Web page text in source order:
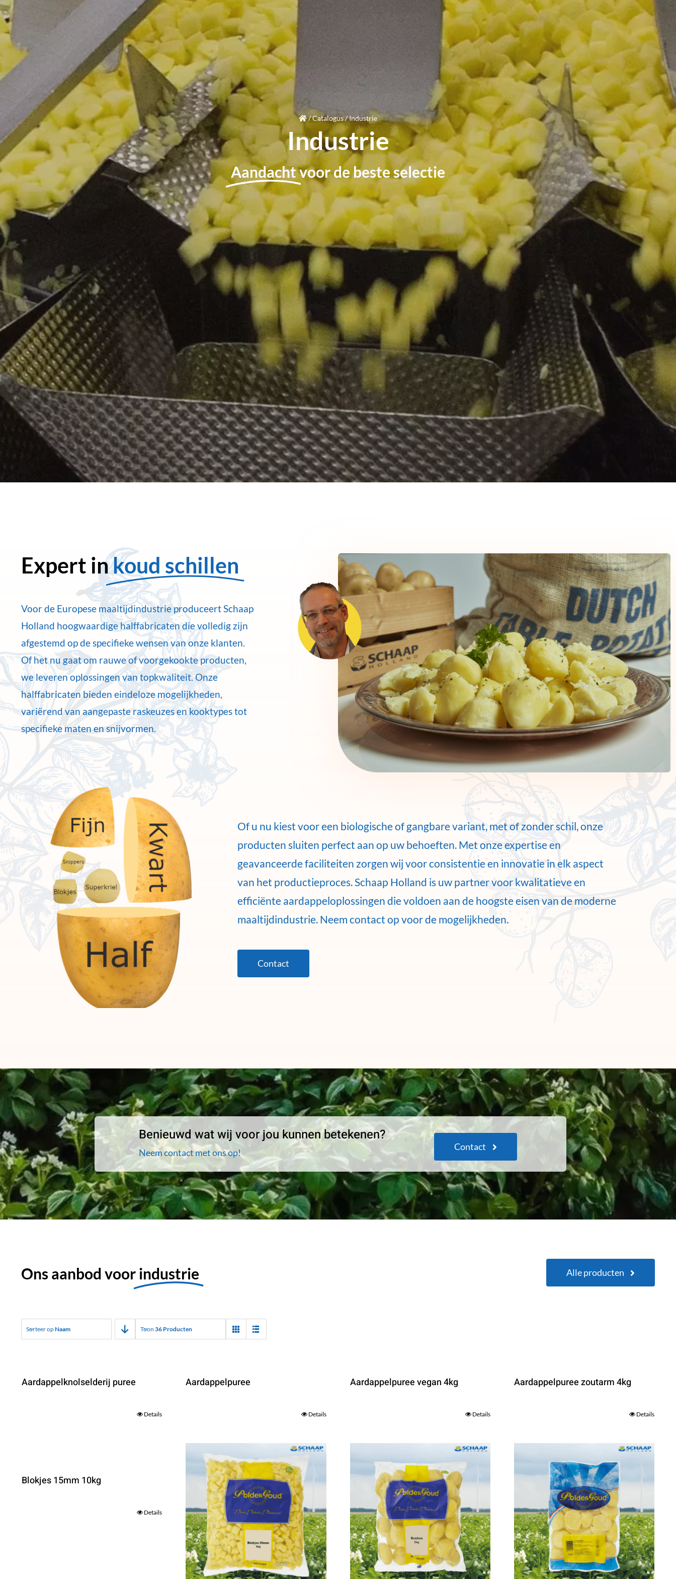
/Catalogus/Industrie
Industrie
Aandachtvoor de beste selectie
Expert inkoud schillen
Voor de Europese maaltijdindustrie produceert Schaap
Holland hoogwaardige halffabricaten die volledig zijn
afgestemd op de specifieke wensen van onze klanten.
Of het nu gaat om rauwe of voorgekookte producten,
we leveren oplossingen van topkwaliteit. Onze
halffabricaten bieden eindeloze mogelijkheden,
variërend van aangepaste raskeuzes en kooktypes tot
specifieke maten en snijvormen.
Of u nu kiest voor een biologische of gangbare variant, met of zonder schil, onze
producten sluiten perfect aan op uw behoeften. Met onze expertise en
geavanceerde faciliteiten zorgen wij voor consistentie en innovatie in elk aspect
van het productieproces. Schaap Holland is uw partner voor kwalitatieve en
efficiënte aardappeloplossingen die voldoen aan de hoogste eisen van de moderne
maaltijdindustrie. Neem contact op voor de mogelijkheden.
Contact
Benieuwd wat wij voor jou kunnen betekenen?
Neem contact met ons op!
Contact
Ons aanbod voorindustrie Alle producten
Sorteer opNaam Toon 36 Producten
Aardappelknolselderij puree
Details
Aardappelpuree
Details
Aardappelpuree vegan 4kg
Details
Aardappelpuree zoutarm 4kg
Details
Blokjes 15mm 10kg
Details